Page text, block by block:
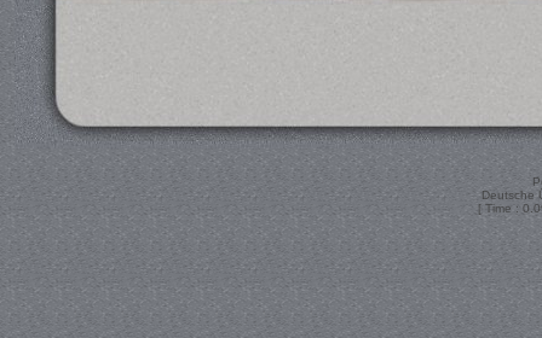
Deutsche
[ Time :